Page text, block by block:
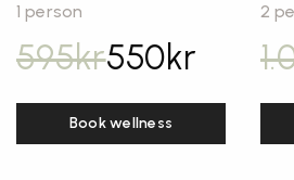
1 person
595kr550kr
Book wellness
2